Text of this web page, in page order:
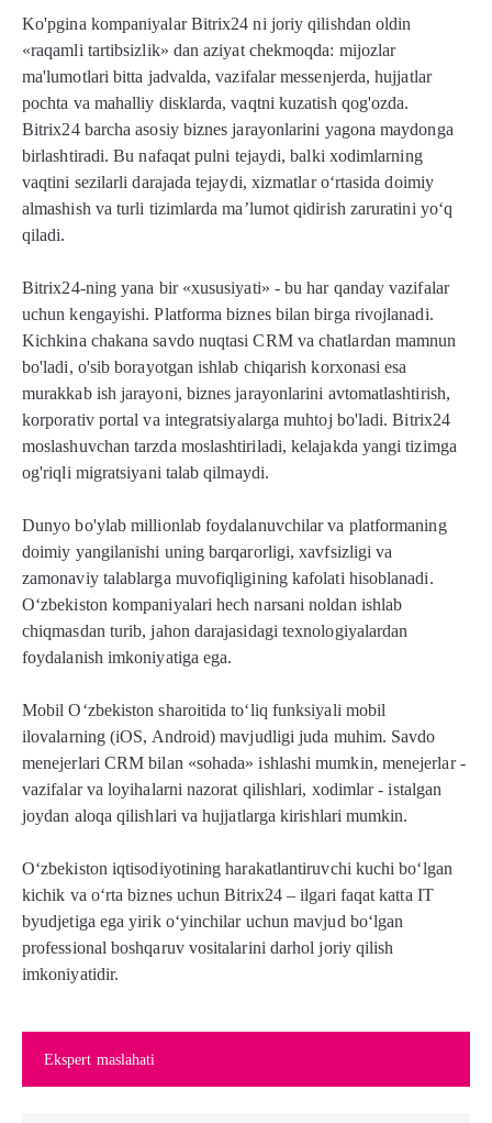
Ko'pgina kompaniyalar Bitrix24 ni joriy qilishdan oldin
«raqamli tartibsizlik» dan aziyat chekmoqda: mijozlar
ma'lumotlari bitta jadvalda, vazifalar messenjerda, hujjatlar
pochta va mahalliy disklarda, vaqtni kuzatish qog'ozda.
Bitrix24 barcha asosiy biznes jarayonlarini yagona maydonga
birlashtiradi. Bu nafaqat pulni tejaydi, balki xodimlarning
vaqtini sezilarli darajada tejaydi, xizmatlar o‘rtasida doimiy
almashish va turli tizimlarda ma’lumot qidirish zaruratini yo‘q
qiladi.
Bitrix24-ning yana bir «xususiyati» - bu har qanday vazifalar
uchun kengayishi. Platforma biznes bilan birga rivojlanadi.
Kichkina chakana savdo nuqtasi CRM va chatlardan mamnun
bo'ladi, o'sib borayotgan ishlab chiqarish korxonasi esa
murakkab ish jarayoni, biznes jarayonlarini avtomatlashtirish,
korporativ portal va integratsiyalarga muhtoj bo'ladi. Bitrix24
moslashuvchan tarzda moslashtiriladi, kelajakda yangi tizimga
og'riqli migratsiyani talab qilmaydi.
Dunyo bo'ylab millionlab foydalanuvchilar va platformaning
doimiy yangilanishi uning barqarorligi, xavfsizligi va
zamonaviy talablarga muvofiqligining kafolati hisoblanadi.
O‘zbekiston kompaniyalari hech narsani noldan ishlab
chiqmasdan turib, jahon darajasidagi texnologiyalardan
foydalanish imkoniyatiga ega.
Mobil O‘zbekiston sharoitida to‘liq funksiyali mobil
ilovalarning (iOS, Android) mavjudligi juda muhim. Savdo
menejerlari CRM bilan «sohada» ishlashi mumkin, menejerlar -
vazifalar va loyihalarni nazorat qilishlari, xodimlar - istalgan
joydan aloqa qilishlari va hujjatlarga kirishlari mumkin.
O‘zbekiston iqtisodiyotining harakatlantiruvchi kuchi bo‘lgan
kichik va o‘rta biznes uchun Bitrix24 – ilgari faqat katta IT
byudjetiga ega yirik o‘yinchilar uchun mavjud bo‘lgan
professional boshqaruv vositalarini darhol joriy qilish
imkoniyatidir.
Ekspert maslahati